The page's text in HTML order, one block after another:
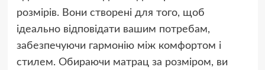
розмірів. Вони створені для того, щоб
ідеально відповідати вашим потребам,
забезпечуючи гармонію між комфортом і
стилем. Обираючи матрац за розміром, ви